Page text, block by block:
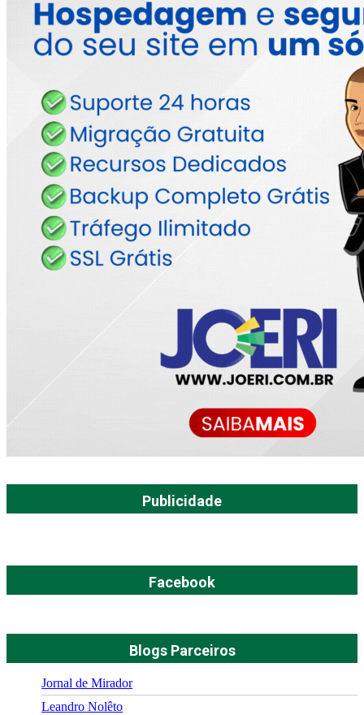
Publicidade
Facebook
Blogs Parceiros
Jornal de Mirador
Leandro Nolêto